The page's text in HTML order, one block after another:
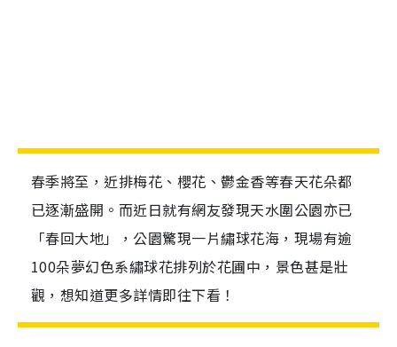
春季將至，近排梅花、櫻花、鬱金香等春天花朵都
已逐漸盛開。而近日就有網友發現天水圍公園亦已
「春回大地」，公園驚現一片繡球花海，現場有逾
100朵夢幻色系繡球花排列於花圃中，景色甚是壯
觀，想知道更多詳情即往下看！